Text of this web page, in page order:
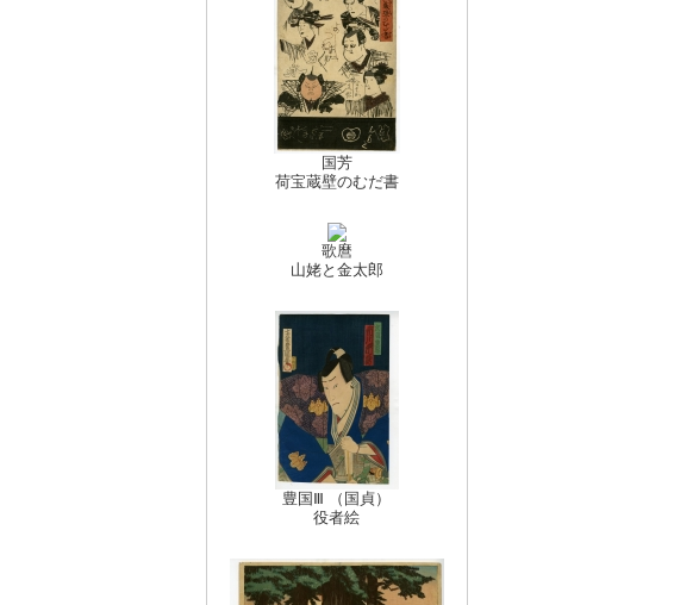
国芳
荷宝蔵壁のむだ書
歌麿
山姥と金太郎
豊国Ⅲ （国貞）
役者絵